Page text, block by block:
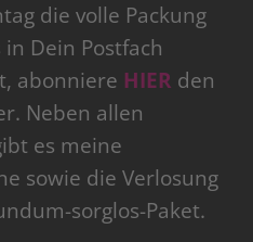
die volle Packung
in Dein Postfach
abonniere HIER den
Neben allen
es meine
sowie die Verlosung
sorglos-Paket.